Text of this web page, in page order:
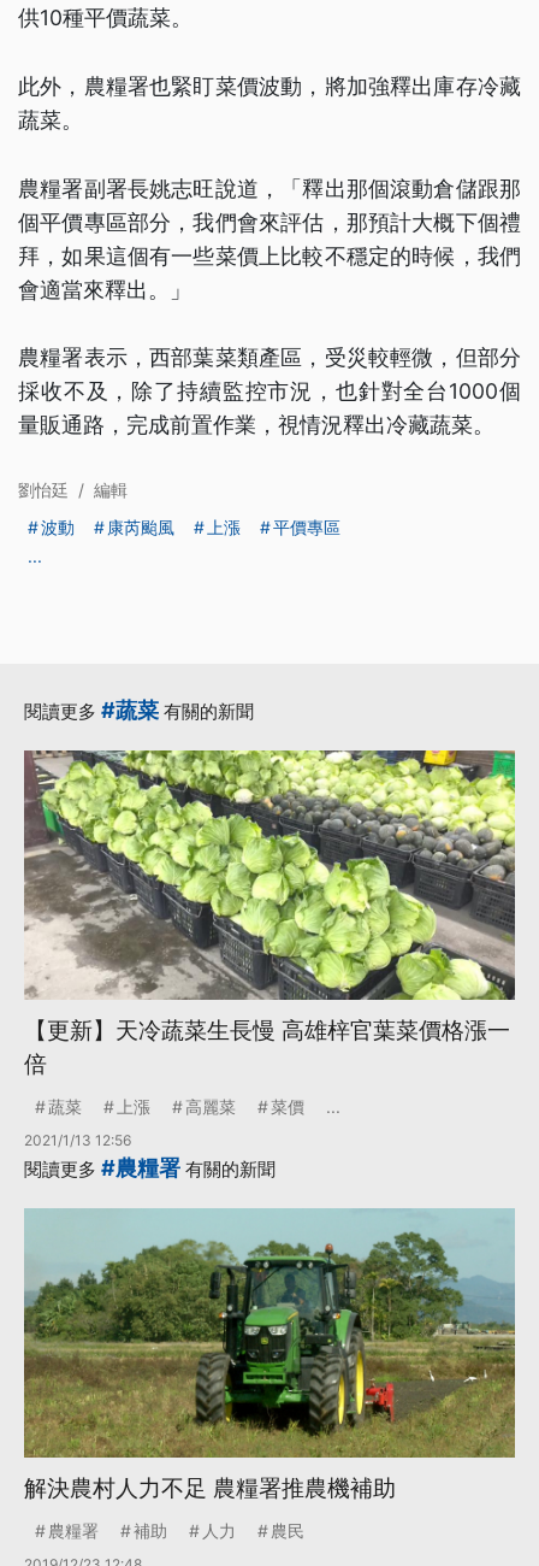
供10種平價蔬菜。
此外，農糧署也緊盯菜價波動，將加強釋出庫存冷藏
蔬菜。
農糧署副署長姚志旺說道，「釋出那個滾動倉儲跟那
個平價專區部分，我們會來評估，那預計大概下個禮
拜，如果這個有一些菜價上比較不穩定的時候，我們
會適當來釋出。」
農糧署表示，西部葉菜類產區，受災較輕微，但部分
採收不及，除了持續監控市況，也針對全台1000個
量販通路，完成前置作業，視情況釋出冷藏蔬菜。
劉怡廷 / 編輯
波動
康芮颱風 上漲
平價專區
...
閱讀更多 #蔬菜 有關的新聞
【更新】天冷蔬菜生長慢 高雄梓官葉菜價格漲一
倍
蔬菜 上漲 高麗菜 菜價 ...
2021/1/13 12:56
閱讀更多 #農糧署 有關的新聞
解決農村人力不足 農糧署推農機補助
農糧署 補助 人力 農民